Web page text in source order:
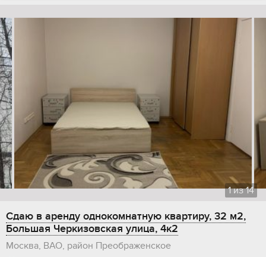
1из14
Сдаю в аренду однокомнатную квартиру, 32 м2,
Большая Черкизовская улица, 4к2
Москва, ВАО, район Преображенское